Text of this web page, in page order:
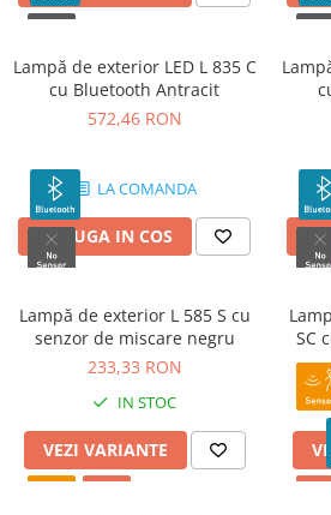
Lampă de exterior LED L 835 C
cu Bluetooth Antracit
572,46 RON
LA COMANDA
ADAUGA IN COS
Lampă de exterior L 585 S cu
senzor de miscare negru
233,33 RON
IN STOC
VEZI VARIANTE
SC